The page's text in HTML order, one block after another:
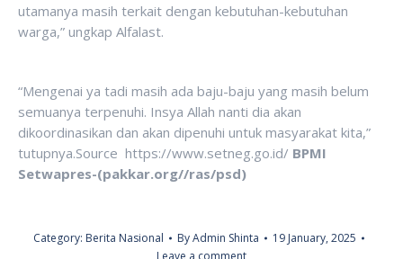
utamanya masih terkait dengan kebutuhan-kebutuhan
warga,” ungkap Alfalast.
“Mengenai ya tadi masih ada baju-baju yang masih belum
semuanya terpenuhi. Insya Allah nanti dia akan
dikoordinasikan dan akan dipenuhi untuk masyarakat kita,”
tutupnya.Source https://www.setneg.go.id/ BPMI
Setwapres-(pakkar.org//ras/psd)
Category: Berita Nasional ByAdmin Shinta
19 January, 2025
Leave a comment